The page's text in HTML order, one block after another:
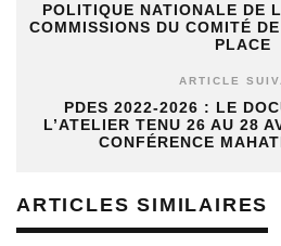
POLITIQUE NATIONALE DE
COMMISSIONS DU COMITÉ
PLACE
ARTICLE
PDES 2022-2026 : LE
L’ATELIER TENU 26 AU 28
CONFÉRENCE
ARTICLES SIMILAIRES